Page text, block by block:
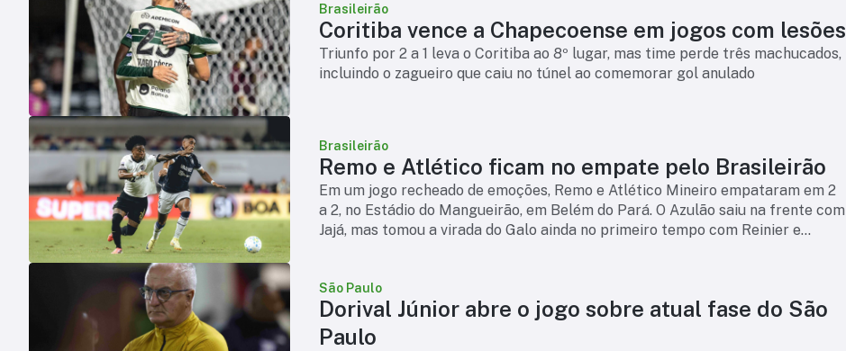
Brasileirão
Coritiba vence a Chapecoense em jogos com lesões
Triunfo por 2 a 1 leva o Coritiba ao 8º lugar, mas time perde três machucados,
incluindo o zagueiro que caiu no túnel ao comemorar gol anulado
Brasileirão
Remo e Atlético ficam no empate pelo Brasileirão
Em um jogo recheado de emoções, Remo e Atlético Mineiro empataram em 2
a 2, no Estádio do Mangueirão, em Belém do Pará. O Azulão saiu na frente com
Jajá, mas tomou a virada do Galo ainda no primeiro tempo com Reinier e
São Paulo
Dorival Júnior abre o jogo sobre atual fase do São
Paulo